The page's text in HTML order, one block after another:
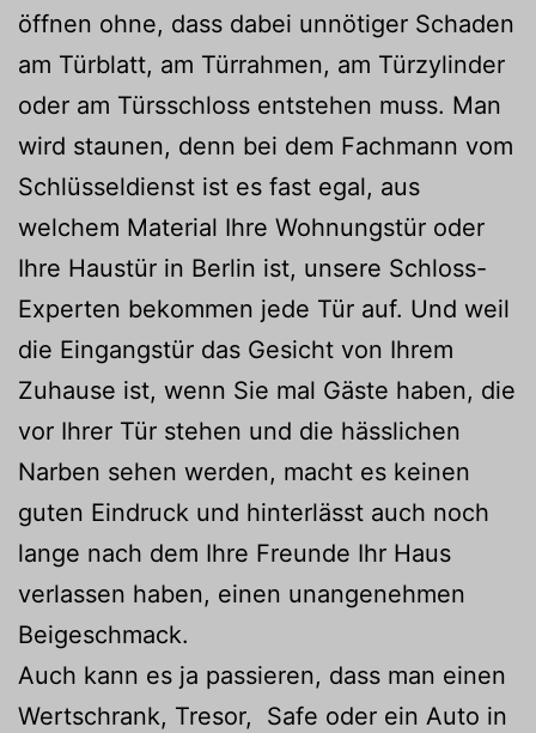
öffnen ohne, dass dabei unnötiger Schaden
am Türblatt, am Türrahmen, am Türzylinder
oder am Türsschloss entstehen muss. Man
wird staunen, denn bei dem Fachmann vom
Schlüsseldienst ist es fast egal, aus
welchem Material Ihre Wohnungstür oder
Ihre Haustür in Berlin ist, unsere Schloss-
Experten bekommen jede Tür auf. Und weil
die Eingangstür das Gesicht von Ihrem
Zuhause ist, wenn Sie mal Gäste haben, die
vor Ihrer Tür stehen und die hässlichen
Narben sehen werden, macht es keinen
guten Eindruck und hinterlässt auch noch
lange nach dem Ihre Freunde Ihr Haus
verlassen haben, einen unangenehmen
Beigeschmack.
Auch kann es ja passieren, dass man einen
Wertschrank, Tresor, Safe oder ein Auto in